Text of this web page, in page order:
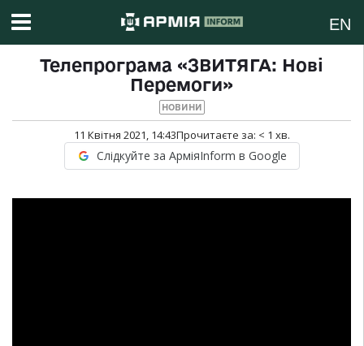
EN
Телепрограма «ЗВИТЯГА: Нові
Перемоги»
НОВИНИ
11 Квітня 2021, 14:43Прочитаєте за: < 1 хв.
Слідкуйте за АрміяInform в Google